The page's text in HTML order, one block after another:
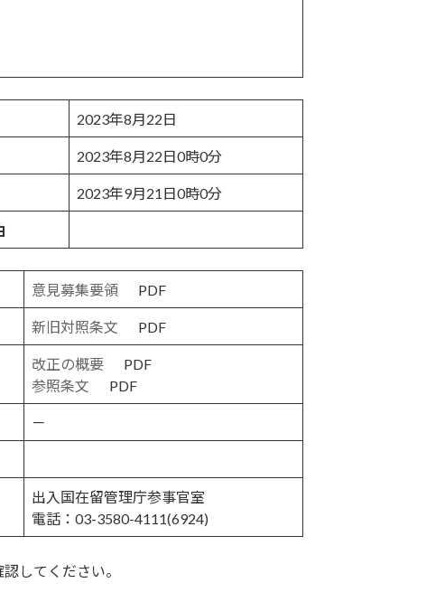
2023年8月22日
2023年8月22日0時0分
2023年9月21日0時0分
意見募集要領PDF
新旧対照条文 PDF
改正の概要PDF
参照条文 PDF
－
出入国在留管理庁参事官室
電話：03-3580-4111(6924)
してください。